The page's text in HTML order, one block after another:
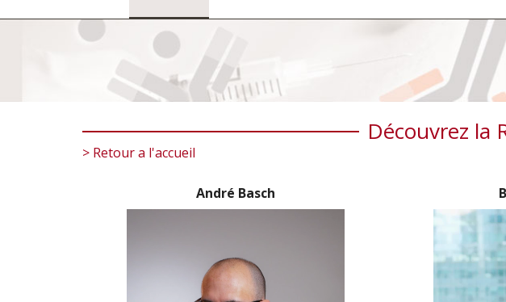
Découvrez la
> Retour a l'accueil
André Basch